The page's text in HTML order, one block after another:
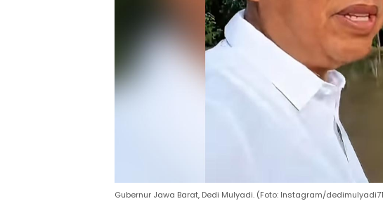
Gubernur Jawa Barat, Dedi Mulyadi. (Foto: Instagram/